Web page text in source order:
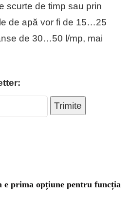
scurte de timp sau prin
de apă vor fi de 15…25
de 30…50 l/mp, mai
Trimite
e prima opțiune pentru funcția